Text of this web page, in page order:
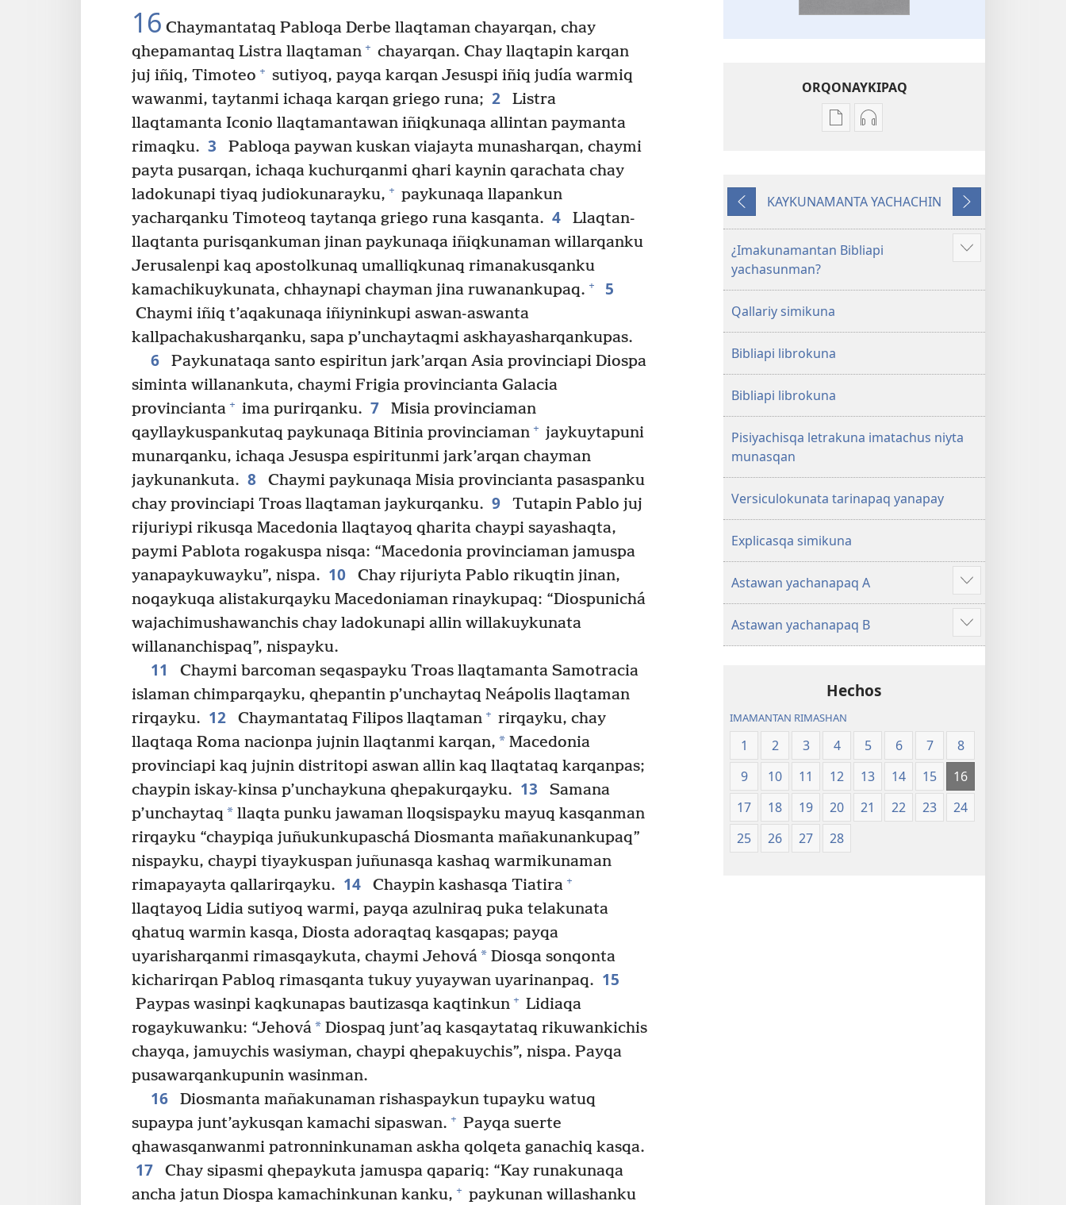
16 Chaymantataq Pabloqa Derbe llaqtaman chayarqan, chay
qhepamantaq Listra llaqtaman + chayarqan. Chay llaqtapin karqan
juj iñiq, Timoteo + sutiyoq, payqa karqan Jesuspi iñiq judía warmiq
wawanmi, taytanmi ichaqa karqan griego runa; 2
Listra
llaqtamanta Iconio llaqtamantawan iñiqkunaqa allintan paymanta
rimaqku. 3
Pabloqa paywan kuskan viajayta munasharqan, chaymi
payta pusarqan, ichaqa kuchurqanmi qhari kaynin qarachata chay
ladokunapi tiyaq judiokunarayku, + paykunaqa llapankun
yacharqanku Timoteoq taytanqa griego runa kasqanta. 4
Llaqtan-
llaqtanta purisqankuman jinan paykunaqa iñiqkunaman willarqanku
Jerusalenpi kaq apostolkunaq umalliqkunaq rimanakusqanku
kamachikuykunata, chhaynapi chayman jina ruwanankupaq. + 5
Chaymi iñiq t’aqakunaqa iñiyninkupi aswan-aswanta
kallpachakusharqanku, sapa p’unchaytaqmi askhayasharqankupas.
6
Paykunataqa santo espiritun jark’arqan Asia provinciapi Diospa
siminta willanankuta, chaymi Frigia provincianta Galacia
provincianta + ima purirqanku. 7
Misia provinciaman
qayllaykuspankutaq paykunaqa Bitinia provinciaman + jaykuytapuni
munarqanku, ichaqa Jesuspa espiritunmi jark’arqan chayman
jaykunankuta. 8
Chaymi paykunaqa Misia provincianta pasaspanku
chay provinciapi Troas llaqtaman jaykurqanku. 9
Tutapin Pablo juj
rijuriypi rikusqa Macedonia llaqtayoq qharita chaypi sayashaqta,
paymi Pablota rogakuspa nisqa: “Macedonia provinciaman jamuspa
yanapaykuwayku”, nispa. 10
Chay rijuriyta Pablo rikuqtin jinan,
noqaykuqa alistakurqayku Macedoniaman rinaykupaq: “Diospunichá
wajachimushawanchis chay ladokunapi allin willakuykunata
willananchispaq”, nispayku.
11
Chaymi barcoman seqaspayku Troas llaqtamanta Samotracia
islaman chimparqayku, qhepantin p’unchaytaq Neápolis llaqtaman
rirqayku. 12 Chaymantataq Filipos llaqtaman + rirqayku, chay
llaqtaqa Roma nacionpa jujnin llaqtanmi karqan, * Macedonia
provinciapi kaq jujnin distritopi aswan allin kaq llaqtataq karqanpas;
chaypin iskay-kinsa p’unchaykuna qhepakurqayku. 13
Samana
p’unchaytaq * llaqta punku jawaman lloqsispayku mayuq kasqanman
rirqayku “chaypiqa juñukunkupaschá Diosmanta mañakunankupaq”
nispayku, chaypi tiyaykuspan juñunasqa kashaq warmikunaman
rimapayayta qallarirqayku. 14 Chaypin kashasqa Tiatira +
llaqtayoq Lidia sutiyoq warmi, payqa azulniraq puka telakunata
qhatuq warmin kasqa, Diosta adoraqtaq kasqapas; payqa
uyarisharqanmi rimasqaykuta, chaymi Jehová* Diosqa sonqonta
kicharirqan Pabloq rimasqanta tukuy yuyaywan uyarinanpaq. 15
Paypas wasinpi kaqkunapas bautizasqa kaqtinkun + Lidiaqa
rogaykuwanku: “Jehová* Diospaq junt’aq kasqaytataq rikuwankichis
chayqa, jamuychis wasiyman, chaypi qhepakuychis”, nispa. Payqa
pusawarqankupunin wasinman.
16
Diosmanta mañakunaman rishaspaykun tupayku watuq
supaypa junt’aykusqan kamachi sipaswan. + Payqa suerte
qhawasqanwanmi patronninkunaman askha qolqeta ganachiq kasqa.
17
Chay sipasmi qhepaykuta jamuspa qapariq: “Kay runakunaqa
ancha jatun Diospa kamachinkunan kanku, + paykunan willashanku
ORQONAYKIPAQ
Kaypi
Pacha
Kaypin
Mosoq
Biblia
Kutiy
KAYKUNAMANTA YACHACHIN
Qatimuq
¿Imakunamantan Bibliapi
yachasunman?
Mostrar
Qallariy simikuna
Bibliapi librokuna
Bibliapi librokuna
Pisiyachisqa letrakuna imatachus niyta
munasqan
Versiculokunata tarinapaq yanapay
Explicasqa simikuna
Astawan yachanapaq A
Mostrar
más
Astawan yachanapaq B
Mostrar
más
Hechos
IMAMANTAN RIMASHAN
1 2 3 4 5 6 7
8
9
10 11 12 13 14 15
16
17
18 19 20 21 22 23
24
25
26 27 28